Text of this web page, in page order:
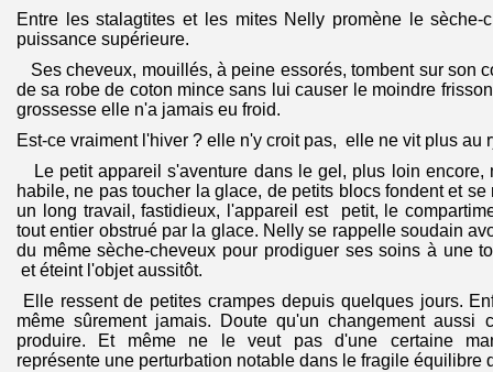
Entre les stalagtites et les mites Nelly promène le sèche-
puissance supérieure.
Ses cheveux, mouillés, à peine essorés, tombent sur son
de sa robe de coton mince sans lui causer le moindre
grossesse elle n'a jamais eu froid.
Est-ce vraiment l'hiver ? elle n'y croit pas, elle ne vit plus au
Le petit appareil s'aventure dans le gel, plus loin encore,
habile, ne pas toucher la glace, de petits blocs fondent et se
un long travail, fastidieux, l'appareil est petit, le
tout entier obstrué par la glace. Nelly se rappelle soudain
du même sèche-cheveux pour prodiguer ses soins à une
et éteint l'objet aussitôt.
Elle ressent de petites crampes depuis quelques jours.
même sûrement jamais. Doute qu'un changement aussi
produire. Et même ne le veut pas d'une certaine
représente une perturbation notable dans le fragile équilibre